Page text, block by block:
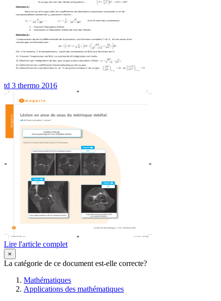
td 3 thermo 2016
Lire l'article complet
×
La catégorie de ce document est-elle correcte?
Mathématiques
Applications des mathématiques